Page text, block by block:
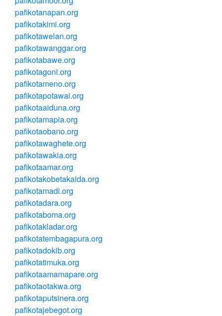
pafikotanapan.org
pafikotakimi.org
pafikotawelan.org
pafikotawanggar.org
pafikotabawe.org
pafikotagoni.org
pafikotameno.org
pafikotapotawai.org
pafikotaaiduna.org
pafikotamapia.org
pafikotaobano.org
pafikotawaghete.org
pafikotawakia.org
pafikotaamar.org
pafikotakobetakaida.org
pafikotamadi.org
pafikotadara.org
pafikotaboma.org
pafikotakladar.org
pafikotatembagapura.org
pafikotadokib.org
pafikotatimuka.org
pafikotaamamapare.org
pafikotaotakwa.org
pafikotaputsinera.org
pafikotajebegot.org